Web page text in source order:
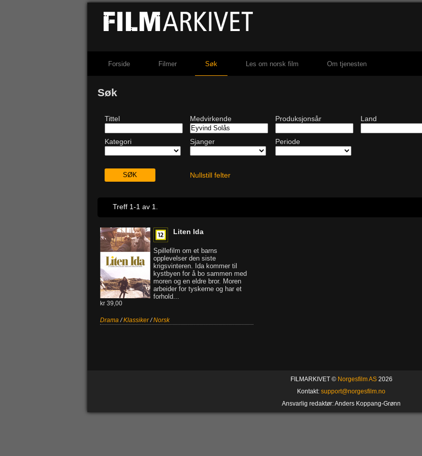
Forside Filmer Søk Les om norsk film Om tjenesten
Søk
Tittel Medvirkende Produksjonsår Land
Kategori Sjanger Periode
Nullstill felter
Treff 1-1 av 1.
Liten Ida
Spillefilm om et barns
opplevelser den siste
krigsvinteren. Ida kommer til
kystbyen for å bo sammen med
moren og en eldre bror. Moren
arbeider for tyskerne og har et
forhold...
kr 39,00
Drama/Klassiker/Norsk
FILMARKIVET © Norgesfilm AS2026
Kontakt: support@norgesfilm.no
Ansvarlig redaktør: Anders Koppang-Grønn